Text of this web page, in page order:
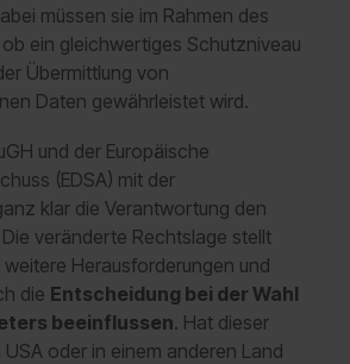
müssen sie im Rahmen des
ein gleichwertiges Schutzniveau
Übermittlung von
Daten gewährleistet wird.
und der Europäische
(EDSA) mit der
klar die Verantwortung den
veränderte Rechtslage stellt
Herausforderungen und
die Entscheidung bei der Wahl
beeinflussen. Hat dieser
oder in einem anderen Land